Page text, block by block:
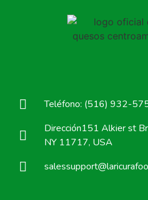
Teléfono: (516) 932-
Dirección151 Alkier st
NY 11717, USA